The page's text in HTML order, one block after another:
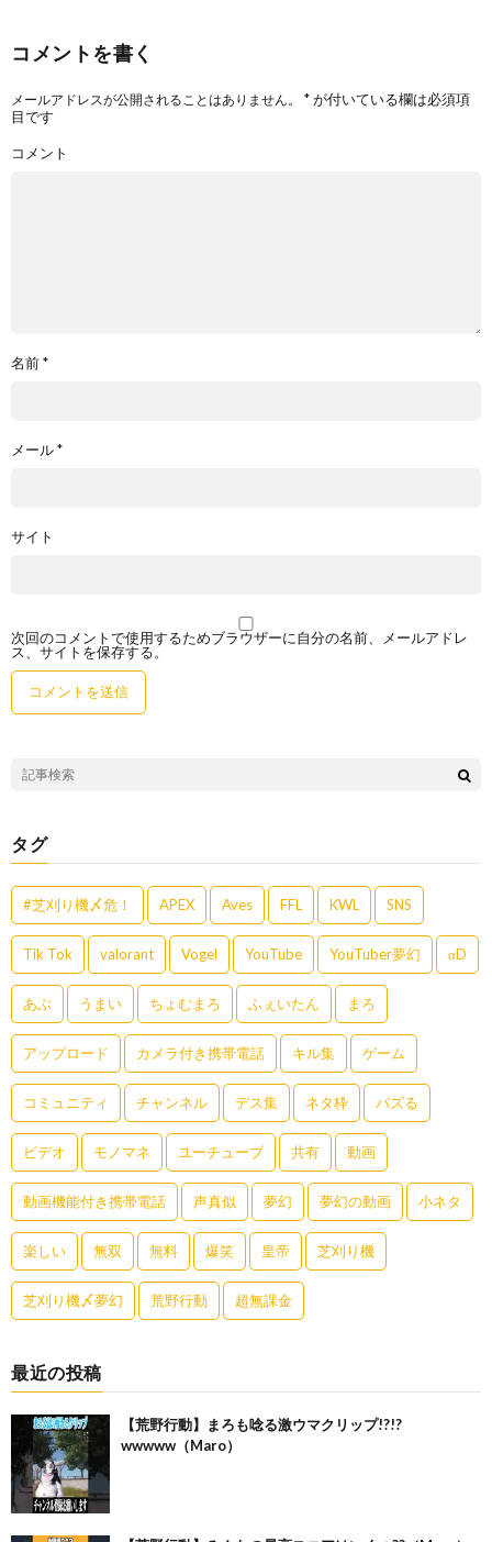
コメントを書く
メールアドレスが公開されることはありません。 *が付いている欄は必須項
目です
コメント
名前*
メール*
サイト
次回のコメントで使用するためブラウザーに自分の名前、メールアドレ
ス、サイトを保存する。
タグ
#芝刈り機〆危！ APEX Aves FFL KWL SNS
Tik Tok valorant Vogel YouTube YouTuber夢幻 αD
あぶ うまい ちょむまろ ふぇいたん まろ
アップロード カメラ付き携帯電話 キル集 ゲーム
コミュニティ チャンネル デス集 ネタ枠 バズる
ビデオ モノマネ ユーチューブ 共有 動画
動画機能付き携帯電話 声真似 夢幻 夢幻の動画 小ネタ
楽しい 無双 無料 爆笑 皇帝 芝刈り機
芝刈り機〆夢幻 荒野行動 超無課金
最近の投稿
【荒野行動】まろも唸る激ウマクリップ!?!?
wwwww（Maro）